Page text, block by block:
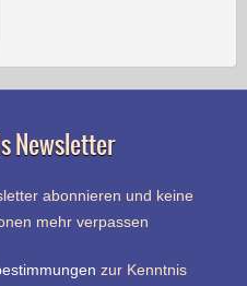
Newsletter
abonnieren und keine
mehr verpassen
zur Kenntnis